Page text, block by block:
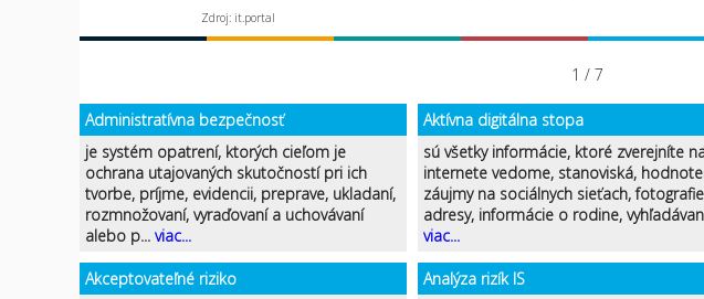
Zdroj: it.portal
1 / 7
Administratívna bezpečnosť
je systém opatrení, ktorých cieľom je
ochrana utajovaných skutočností pri ich
tvorbe, príjme, evidencii, preprave, ukladaní,
rozmnožovaní, vyraďovaní a uchovávaní
alebo p... viac...
Akceptovateľné riziko
Aktívna digitálna stopa
sú všetky informácie, ktoré zverejníte
internete vedome, stanoviská,
záujmy na sociálnych sieťach,
adresy, informácie o rodine,
viac...
Analýza rizík IS